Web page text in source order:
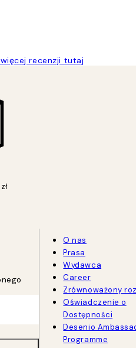
recenzji tutaj
O nas
Prasa
Wydawca
Career
Zrównoważony
Oświadczenie o
Dostępności
Desenio
Programme